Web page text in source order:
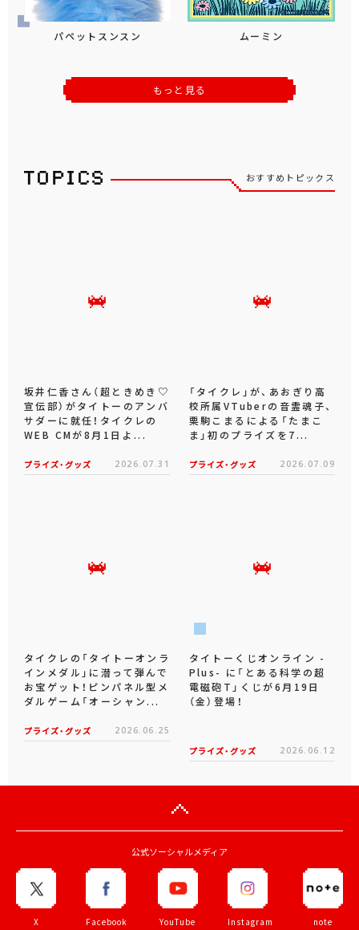
パペットスンスン ムーミン
もっと見る
おすすめトピックス
坂井仁香さん（超ときめき♡
宣伝部）がタイトーのアンバ
サダーに就任！タイクレの
WEB CMが8月1日よ...
プライズ・グッズ 2026.07.31
「タイクレ」が、あおぎり高
校所属VTuberの音霊魂子、
栗駒こまるによる「たまこ
ま」初のプライズを7...
プライズ・グッズ 2026.07.09
タイクレの「タイトーオンラ
インメダル」に潜って弾んで
お宝ゲット！ピンパネル型メ
ダルゲーム「オーシャン...
プライズ・グッズ 2026.06.25
タイトーくじオンライン -
Plus- に「とある科学の超
電磁砲T」くじが6月19日
（金）登場！
プライズ・グッズ 2026.06.12
公式ソーシャルメディア
X Facebook YouTube Instagram note